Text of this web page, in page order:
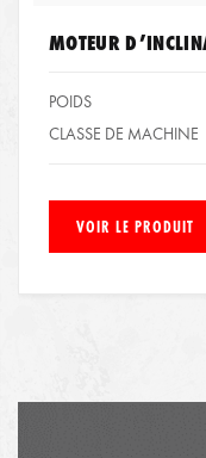
MOTEUR­
POIDS
CLASSE DE MACHINE
VOIR LE PRODUIT